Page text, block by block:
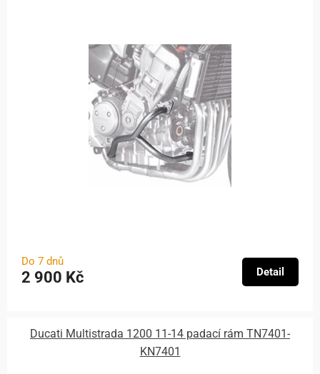
Do 7 dnů
2 900 Kč Detail
Ducati Multistrada 1200 11-14 padací rám TN7401-
KN7401